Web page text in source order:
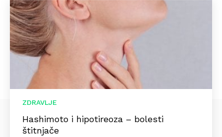
ZDRAVLJE
Hashimoto i hipotireoza – bolesti
štitnjače